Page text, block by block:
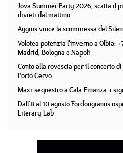
Jova Summer Party 2026, scatta il
divieti dal mattino
Aggius vince la scommessa del
Volotea potenzia l'inverno a Olbia:
Madrid, Bologna e Napoli
Conto alla rovescia per il concerto
Porto Cervo
Maxi-sequestro a Cala Finanza: i
Dall'8 al 10 agosto Fordongianus
Literary Lab